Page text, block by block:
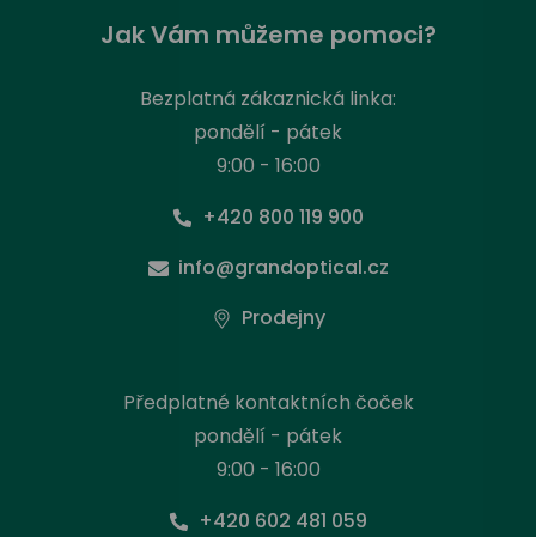
Jak Vám můžeme pomoci?
Bezplatná zákaznická linka:
pondělí - pátek
9:00 - 16:00
+420 800 119 900
info@grandoptical.cz
Prodejny
Předplatné kontaktních čoček
pondělí - pátek
9:00 - 16:00
+420 602 481 059